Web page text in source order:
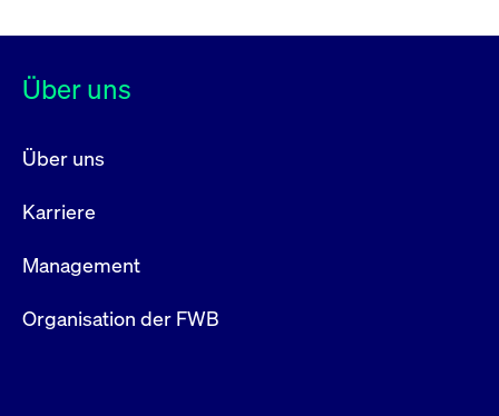
Über uns
Über uns
Karriere
Management
Organisation der FWB